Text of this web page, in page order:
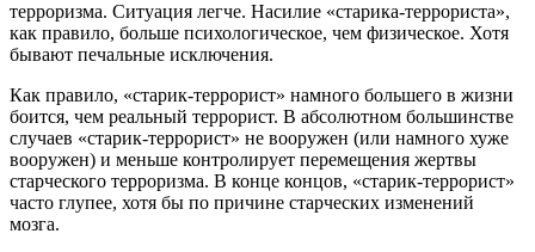
терроризма. Ситуация легче. Насилие «старика-террориста»,
как правило, больше психологическое, чем физическое. Хотя
бывают печальные исключения.
Как правило, «старик-террорист» намного большего в жизни
боится, чем реальный террорист. В абсолютном большинстве
случаев «старик-террорист» не вооружен (или намного хуже
вооружен) и меньше контролирует перемещения жертвы
старческого терроризма. В конце концов, «старик-террорист»
часто глупее, хотя бы по причине старческих изменений
мозга.